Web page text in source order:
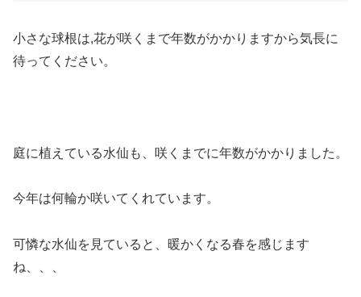
小さな球根は,花が咲くまで年数がかかりますから気長に
待ってください。
庭に植えている水仙も、咲くまでに年数がかかりました。
今年は何輪か咲いてくれています。
可憐な水仙を見ていると、暖かくなる春を感じます
ね、、、